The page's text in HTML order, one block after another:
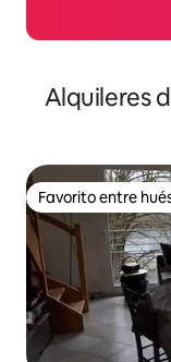
Alquileres
Favorito entre
Favorito entre